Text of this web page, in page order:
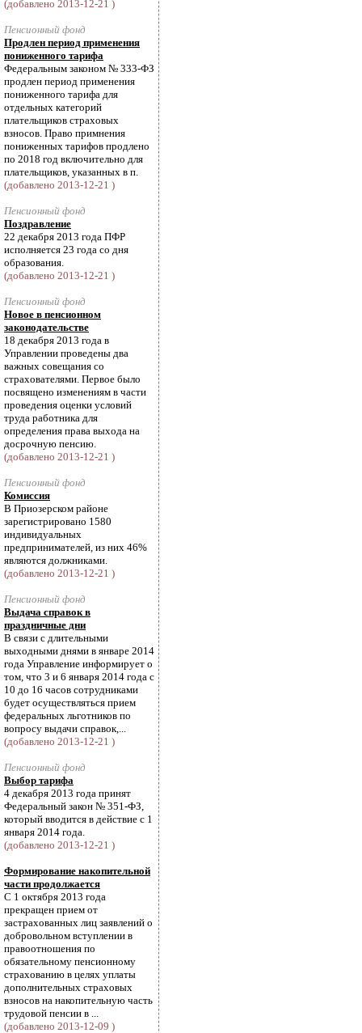
(добавлено 2013-12-21 )
Пенсионный фонд
Продлен период применения
пониженного тарифа
Федеральным законом № 333-ФЗ
продлен период применения
пониженного тарифа для
отдельных категорий
плательщиков страховых
взносов. Право примнения
пониженных тарифов продлено
по 2018 год включительно для
плательщиков, указанных в п.
(добавлено 2013-12-21 )
Пенсионный фонд
Поздравление
22 декабря 2013 года ПФР
исполняется 23 года со дня
образования.
(добавлено 2013-12-21 )
Пенсионный фонд
Новое в пенсионном
законодательстве
18 декабря 2013 года в
Управлении проведены два
важных совещания со
страхователями. Первое было
посвящено изменениям в части
проведения оценки условий
труда работника для
определения права выхода на
досрочную пенсию.
(добавлено 2013-12-21 )
Пенсионный фонд
Комиссия
В Приозерском районе
зарегистрировано 1580
индивидуальных
предпринимателей, из них 46%
являются должниками.
(добавлено 2013-12-21 )
Пенсионный фонд
Выдача справок в
праздничные дни
В связи с длительными
выходными днями в январе 2014
года Управление информирует о
том, что 3 и 6 января 2014 года с
10 до 16 часов сотрудниками
будет осуществляться прием
федеральных льготников по
вопросу выдачи справок,...
(добавлено 2013-12-21 )
Пенсионный фонд
Выбор тарифа
4 декабря 2013 года принят
Федеральный закон № 351-ФЗ,
который вводится в действие с 1
января 2014 года.
(добавлено 2013-12-21 )
Формирование накопительной
части продолжается
С 1 октября 2013 года
прекращен прием от
застрахованных лиц заявлений о
добровольном вступлении в
правоотношения по
обязательному пенсионному
страхованию в целях уплаты
дополнительных страховых
взносов на накопительную часть
трудовой пенсии в ...
(добавлено 2013-12-09 )